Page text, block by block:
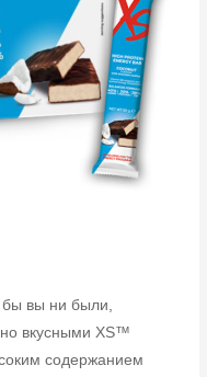
бы вы ни были,
вкусными XS™
содержанием